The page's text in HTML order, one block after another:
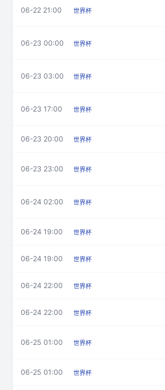
06-22 21:00 世界杯
06-23 00:00 世界杯
06-23 03:00 世界杯
06-23 17:00 世界杯
06-23 20:00 世界杯
06-23 23:00 世界杯
06-24 02:00 世界杯
06-24 19:00 世界杯
06-24 19:00 世界杯
06-24 22:00 世界杯
06-24 22:00 世界杯
06-25 01:00 世界杯
06-25 01:00 世界杯